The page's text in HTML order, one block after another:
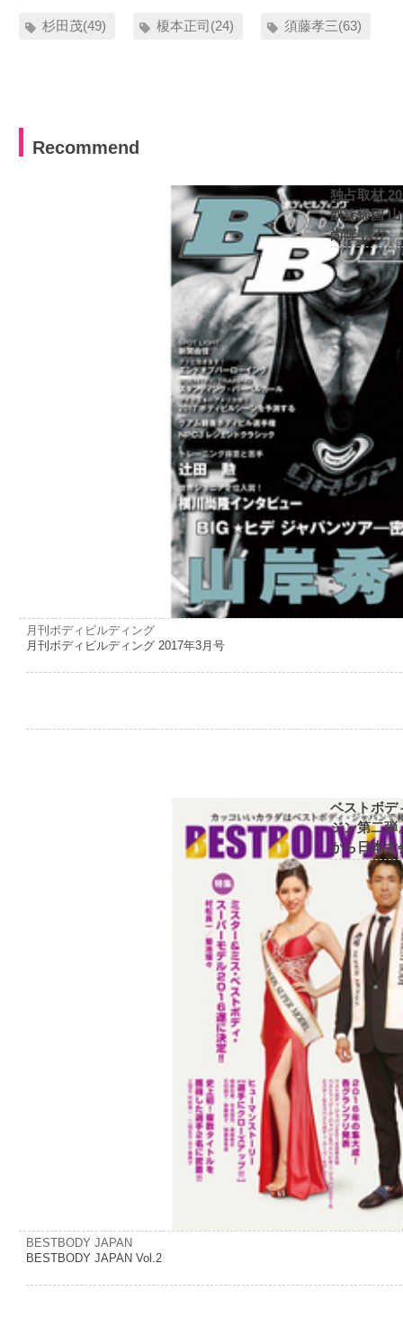
杉田茂(49) 榎本正司(24) 須藤孝三(63)
Recommend
独占取材
凱旋帰国
尚隆 ほか
月刊ボディビルディング
月刊ボディビルディング 2017年3月号
ベストボデ
ジン第二弾
から日本大
BESTBODY JAPAN
BESTBODY JAPAN Vol.2